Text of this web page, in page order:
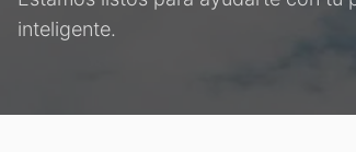
inteligente.